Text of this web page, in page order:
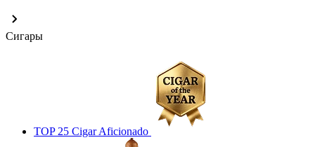
Сигары
TOP 25 Cigar Aficionado